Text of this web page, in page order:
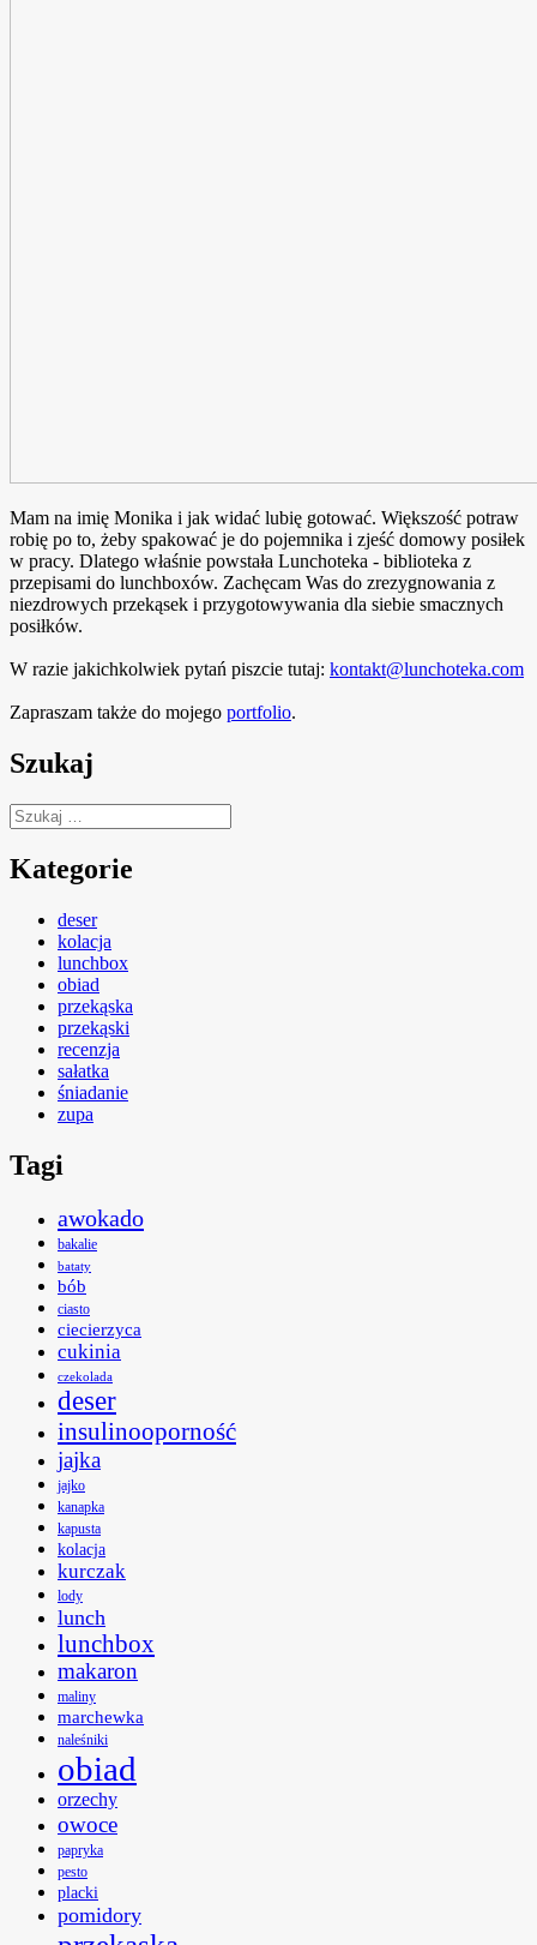
Mam na imię Monika i jak widać lubię gotować. Większość potraw
robię po to, żeby spakować je do pojemnika i zjeść domowy posiłek
w pracy. Dlatego właśnie powstała Lunchoteka - biblioteka z
przepisami do lunchboxów. Zachęcam Was do zrezygnowania z
niezdrowych przekąsek i przygotowywania dla siebie smacznych
posiłków.
W razie jakichkolwiek pytań piszcie tutaj: kontakt@lunchoteka.com
Zapraszam także do mojego portfolio.
Szukaj
Szukaj:
Kategorie
deser
kolacja
lunchbox
obiad
przekąska
przekąski
recenzja
sałatka
śniadanie
zupa
Tagi
awokado
bakalie
bataty
bób
ciasto
ciecierzyca
cukinia
czekolada
deser
insulinooporność
jajka
jajko
kanapka
kapusta
kolacja
kurczak
lody
lunch
lunchbox
makaron
maliny
marchewka
naleśniki
obiad
orzechy
owoce
papryka
pesto
placki
pomidory